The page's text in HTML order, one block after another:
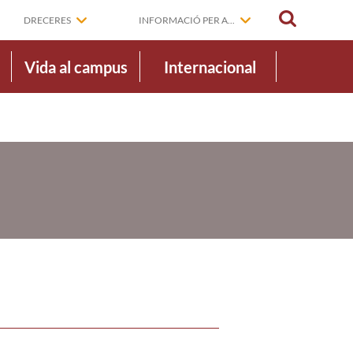
DRECERES INFORMACIÓ PER A...
Vida al campus Internacional